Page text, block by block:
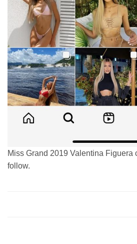
Miss Grand 2019 Valentina Figuera
follow.